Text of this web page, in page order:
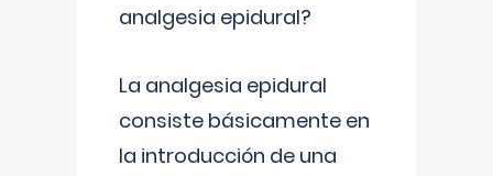
analgesia epidural?
La analgesia epidural
consiste básicamente en
la introducción de una